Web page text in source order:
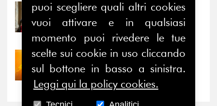
31/07/2026
Prima della pausa estiva,
il valore di...
30/07/2026
Nove anni dopo la
“grande cecità”: la...
puoi scegliere quali altri cookies
vuoi attivare e in qualsiasi
momento puoi rivedere le tue
scelte sui cookie in uso cliccando
sul bottone in basso a sinistra.
Leggi qui la policy cookies.